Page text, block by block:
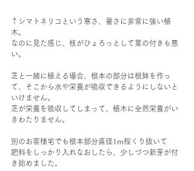
↑シマトネリコという寒さ、暑さに非常に強い植
木。
なのに見た感じ、枝がひょろっとして葉の付きも悪
い。
芝と一緒に植える場合、根本の部分は根鉢を作っ
て、そこから水や栄養が吸収できるようにしないと
いけません。
芝が栄養を吸収してしまって、植木に全然栄養がい
きわたりません。
別のお客様宅でも根本部分直径1m程くり抜いて
肥料をしっかり入れなおしたら、少しづつ新芽が付
き始めました。